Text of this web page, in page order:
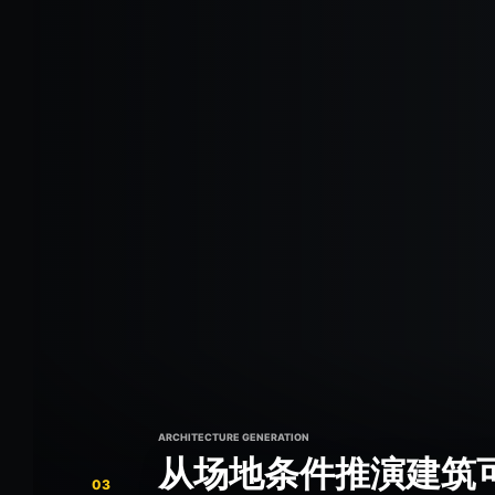
03
ARCHITECTURE GENERATION
从场地条件推演建筑